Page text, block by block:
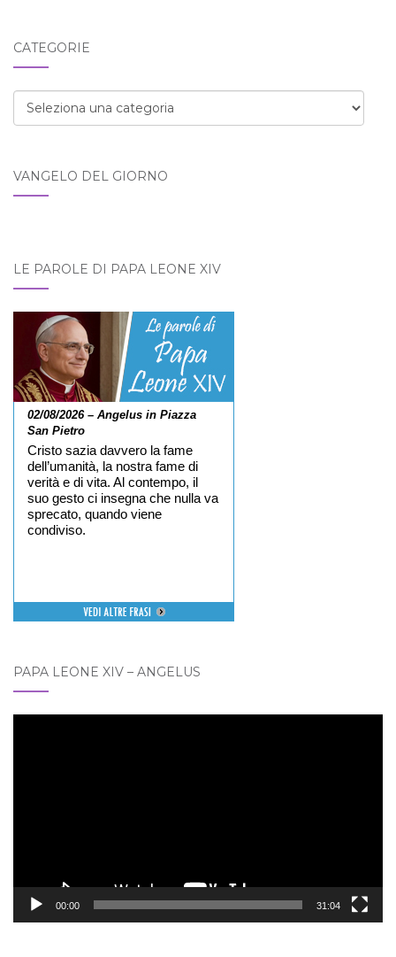
CATEGORIE
Categorie
VANGELO DEL GIORNO
LE PAROLE DI PAPA LEONE XIV
02/08/2026 – Angelus in Piazza
San Pietro
Cristo sazia davvero la fame
dell’umanità, la nostra fame di
verità e di vita. Al contempo, il
suo gesto ci insegna che nulla va
sprecato, quando viene
condiviso.
PAPA LEONE XIV – ANGELUS
00:00 31:04